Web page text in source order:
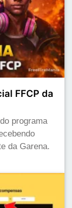
FFCP da
programa
da Garena.